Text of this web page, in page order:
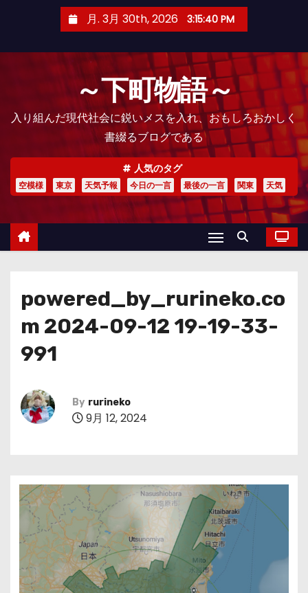
月. 3月 30th, 2026 3:15:41 PM
～下町物語～
入り組んだ現代社会に鋭いメスを入れ、おもしろおかしく
書綴るブログである
人気のタグ
空模様 東京 天気予報 今日の一言 最後の一言 関東 天気
powered_by_rurineko.co
m 2024-09-12 19-19-33-
991
By rurineko
9月 12, 2024